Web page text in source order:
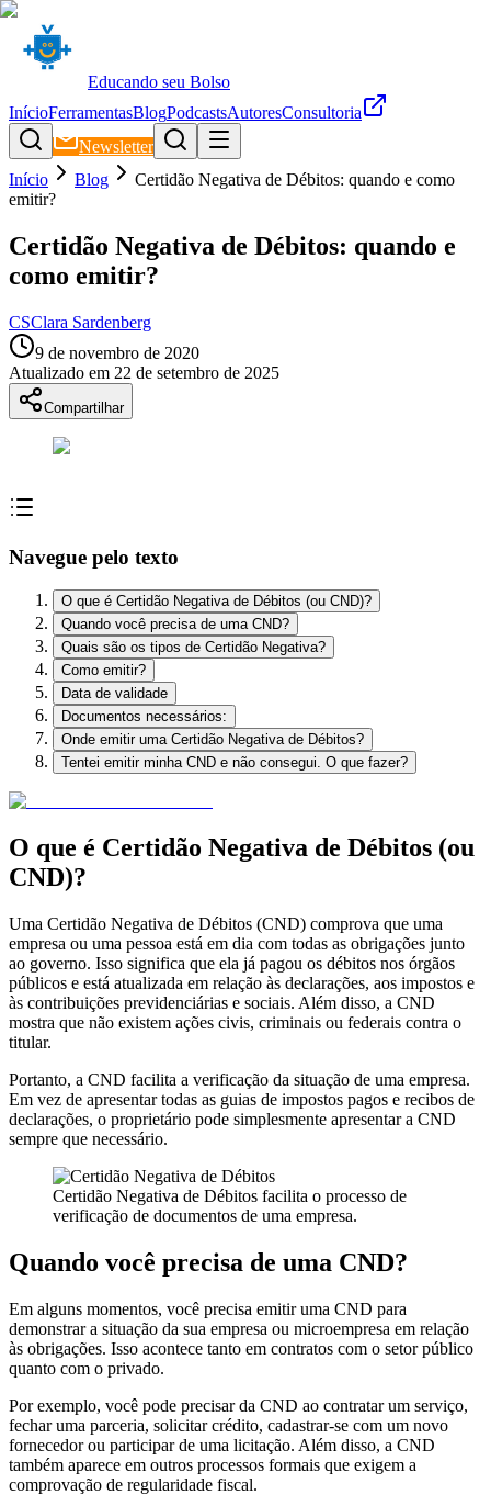
Educando seu Bolso
InícioFerramentasBlogPodcastsAutoresConsultoria
Newsletter
Início
Blog
Certidão Negativa de Débitos: quando e como
emitir?
Certidão Negativa de Débitos: quando e
como emitir?
CSClara Sardenberg
9 de novembro de 2020
Atualizado em 22 de setembro de 2025
Compartilhar
Navegue pelo texto
O que é Certidão Negativa de Débitos (ou CND)?
Quando você precisa de uma CND?
Quais são os tipos de Certidão Negativa?
Como emitir?
Data de validade
Documentos necessários:
Onde emitir uma Certidão Negativa de Débitos?
Tentei emitir minha CND e não consegui. O que fazer?
O que é Certidão Negativa de Débitos (ou
CND)?
Uma Certidão Negativa de Débitos (CND) comprova que uma
empresa ou uma pessoa está em dia com todas as obrigações junto
ao governo. Isso significa que ela já pagou os débitos nos órgãos
públicos e está atualizada em relação às declarações, aos impostos e
às contribuições previdenciárias e sociais. Além disso, a CND
mostra que não existem ações civis, criminais ou federais contra o
titular.
Portanto, a CND facilita a verificação da situação de uma empresa.
Em vez de apresentar todas as guias de impostos pagos e recibos de
declarações, o proprietário pode simplesmente apresentar a CND
sempre que necessário.
Certidão Negativa de Débitos facilita o processo de
verificação de documentos de uma empresa.
Quando você precisa de uma CND?
Em alguns momentos, você precisa emitir uma CND para
demonstrar a situação da sua empresa ou microempresa em relação
às obrigações. Isso acontece tanto em contratos com o setor público
quanto com o privado.
Por exemplo, você pode precisar da CND ao contratar um serviço,
fechar uma parceria, solicitar crédito, cadastrar-se com um novo
fornecedor ou participar de uma licitação. Além disso, a CND
também aparece em outros processos formais que exigem a
comprovação de regularidade fiscal.